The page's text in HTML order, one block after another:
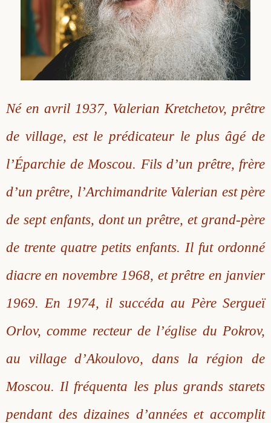
Saint Hilarion (Troïtski)
Saint Jean de Kronstadt
Saint Seraphim de Sarov
Saint Seraphim de Vyritsa
Saint Serge de Radonège
Saint Siméon (Jelnine)
Sainte Xenia
Sainte Matrone de Moscou
Saint Spyridon
Métropolite Zénobe (Majouga)
Archimandrite Adrien (Kirsanov)
Archimandrite Alipi (Voronov)
Higoumène Boris (Kramtsov)
Bienheureuses et Staritsas
Bienheureuse Lioubouchka
Bienheureuse Maria Ivanovna
Natalia de Vyritsa
Staritsa Anastasia
Geronda Grigorios de Dochiariou
Archimandrite Hippolyte (Khaline)
Geronda Arsenios le Spiléote
Gerondissa Makrina (Vassopoulou)
Archimandrite Nathanaël (Pospelov)
Entretiens
Famille spirituelle
Né en avril 1937, Valerian Kretchetov, prêtre
de village, est le prédicateur le plus âgé de
l’Éparchie de Moscou. Fils d’un prêtre, frère
d’un prêtre, l’Archimandrite Valerian est père
de sept enfants, dont un prêtre, et grand-père
de trente quatre petits enfants. Il fut ordonné
diacre en novembre 1968, et prêtre en janvier
1969. En 1974, il succéda au Père Sergueï
Orlov, comme recteur de l’église du Pokrov,
au village d’Akoulovo, dans la région de
Moscou. Il fréquenta les plus grands starets
pendant des dizaines d’années et accomplit